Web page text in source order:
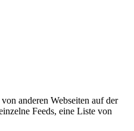
anderen Webseiten auf der
Feeds, eine Liste von